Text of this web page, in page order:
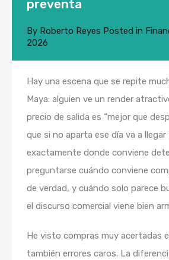
preventa
By Roberto Reyes Posted in
2026
Hay una escena que se repite
Maya: alguien ve un render
precio de salida es “mejor que
que si no aparta ese día va a llegar
exactamente donde conviene
preguntarse cuándo conviene
de verdad, y cuándo solo parece
el discurso comercial viene bien
He visto compras muy acertadas
también errores caros. La